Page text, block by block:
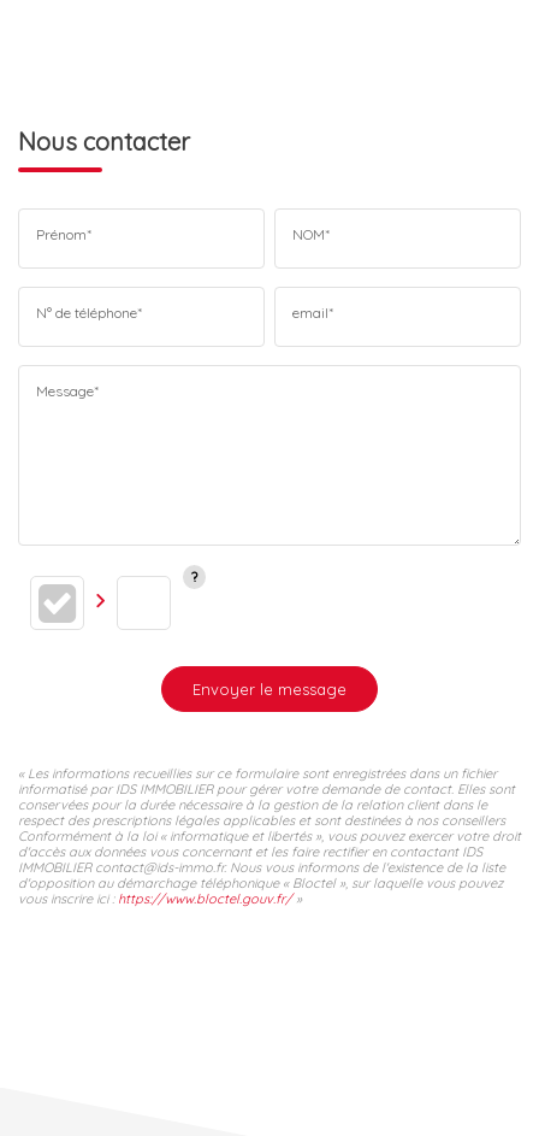
Nous contacter
Prénom* NOM*
N° de téléphone* email*
Message*
Envoyer le message
« Les informations recueillies sur ce formulaire sont enregistrées dans un fichier
informatisé par IDS IMMOBILIER pour gérer votre demande de contact. Elles sont
conservées pour la durée nécessaire à la gestion de la relation client dans le
respect des prescriptions légales applicables et sont destinées à nos conseillers
Conformément à la loi « informatique et libertés », vous pouvez exercer votre droit
d'accès aux données vous concernant et les faire rectifier en contactant IDS
IMMOBILIER contact@ids-immo.fr. Nous vous informons de l'existence de la liste
d'opposition au démarchage téléphonique « Bloctel », sur laquelle vous pouvez
vous inscrire ici : https://www.bloctel.gouv.fr/»